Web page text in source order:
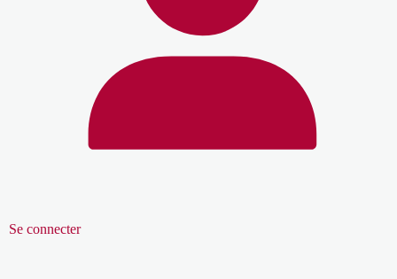
Se connecter